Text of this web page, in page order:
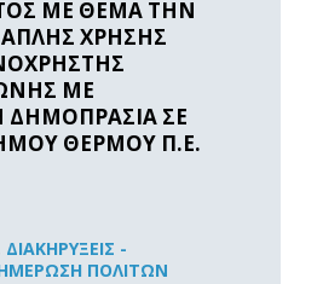
ΜΕ ΘΕΜΑ ΤΗΝ
ΧΡΗΣΗΣ
ΜΕ
ΔΗΜΟΠΡΑΣΙΑ ΣΕ
ΘΕΡΜΟΥ Π.Ε.
ΔΙΑΚΗΡΎΞΕΙΣ -
ΠΟΛΙΤΏΝ